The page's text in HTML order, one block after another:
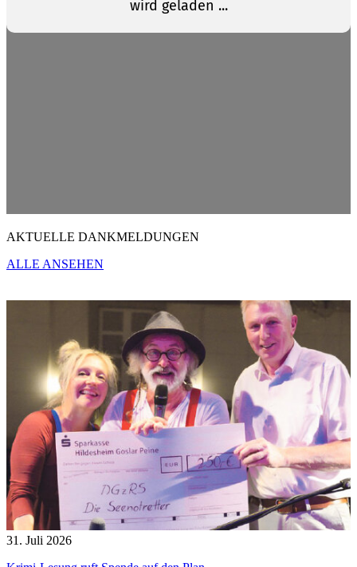
AKTUELLE DANKMELDUNGEN
ALLE ANSEHEN
31. Juli 2026